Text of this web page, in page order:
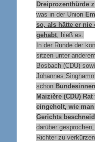
Dreiprozenthürde
was in der Union
so, als hätte er nie
gehabt, hieß es.
In der Runde der
sitzen unter
Bosbach (CDU)
Johannes
schon
Maizière (CDU)
eingeholt, wie
Gerichts
darüber
Richter zu